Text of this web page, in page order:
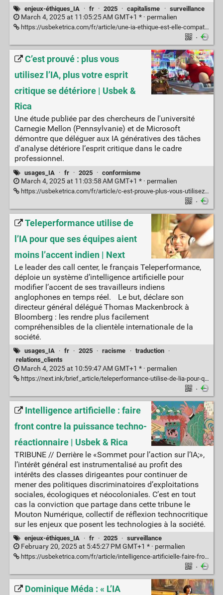
enjeux-éthiques_IA · fr · 2025 · capitalisme · surveillance
March 4, 2025 at 11:05:25 AM GMT+1 * · permalien
https://usbeketrica.com/fr/article/une-ia-ethique-est-elle-compatible-avec-le-capitalisme-de-surveillance
·
C’est prouvé : plus vous
utilisez l’IA, plus votre esprit
critique se détériore | Usbek &
Rica
Une étude publiée par des chercheurs de l'université
Carnegie Mellon (Pennsylvanie) et de Microsoft
démontre que déléguer aux IA génératives des tâches
d'analyse détériore l’esprit critique dans le cadre
professionnel.
usages_IA · fr · 2025 · conformisme
March 4, 2025 at 11:03:58 AM GMT+1 * · permalien
https://usbeketrica.com/fr/article/c-est-prouve-plus-vous-utilisez-l-ia-plus-votre-esprit-critique-se-deteriore
·
Teleperformance utilise de
l’IA pour que ses équipes aient
moins l’accent indien | Next
Le leader des call center, le français Teleperformance,
déploie un système d’intelligence artificielle pour
modifier l’accent de ses travailleurs indiens
anglophones en temps réel. Le but, déclare son
directeur général délégué Thomas Mackenbrock à
Bloomberg : les rendre plus facilement
compréhensibles de la clientèle internationale de la
société.
usages_IA · fr · 2025 · racisme · traduction
·
relations_clients
March 4, 2025 at 10:59:47 AM GMT+1 * · permalien
https://next.ink/brief_article/teleperformance-utilise-de-lia-pour-que-ses-equipes-aient-moins-laccent-indien/
·
Intelligence artificielle : faire
front contre la puissance techno-
réactionnaire | Usbek & Rica
TRIBUNE // Derrière le «Sommet pour l’action sur l’IA;»,
l’intérêt général est instrumentalisé au profit des
intérêts des classes dirigeantes pour continuer de
mener des politiques discriminatoires d’exploitations
sociales, écologiques et néocoloniales. C’est en tout
cas la conviction que partage dans cette tribune le
Mouton Numérique, collectif de réflexion technocritique
sur les enjeux que posent les technologies à la société.
enjeux-éthiques_IA · fr · 2025 · surveillance
February 20, 2025 at 5:45:27 PM GMT+1 * · permalien
https://usbeketrica.com/fr/article/intelligence-artificielle-faire-front-contre-la-puissance-techno-reactionnaire
·
Dominique Méda : « L’IA